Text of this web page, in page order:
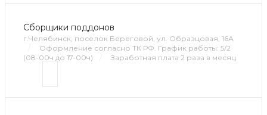
Сборщики поддонов
г.Челябинск, поселок Береговой, ул. Образцовая, 16А
Оформление согласно ТК РФ. График работы: 5/2
(08-00ч до 17-00ч)
Заработная плата 2 раза в месяц